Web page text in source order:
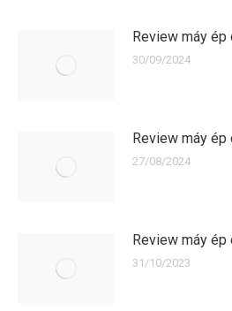
Review máy ép
30/09/2024
Review máy
27/08/2024
Review máy ép
31/10/2023